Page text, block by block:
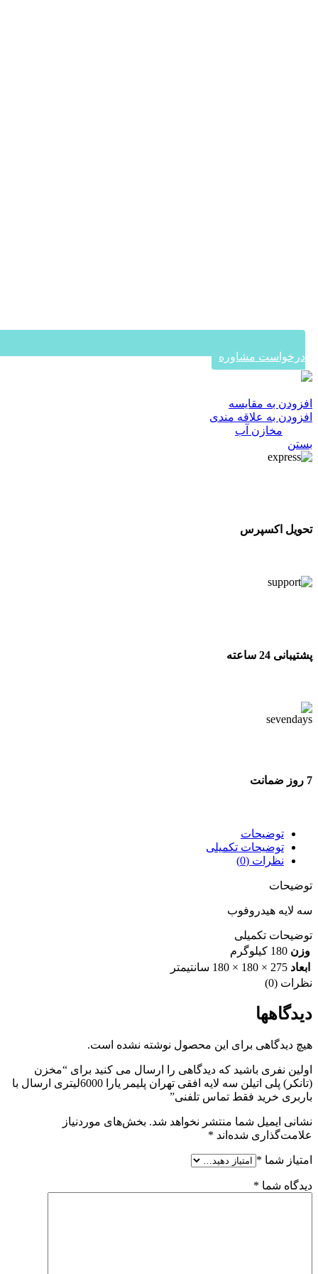
درخواست مشاوره
افزودن به مقایسه
افزودن به علاقه مندی
مخازن آب
بستن
تحویل اکسپرس
پشتیبانی 24 ساعته
7 روز ضمانت
توضیحات
توضیحات تکمیلی
نظرات (0)
توضیحات
سه لایه هیدروفوب
توضیحات تکمیلی
وزن 180 کیلوگرم
ابعاد 275 × 180 × 180 سانتیمتر
نظرات (0)
دیدگاهها
هیچ دیدگاهی برای این محصول نوشته نشده است.
اولین نفری باشید که دیدگاهی را ارسال می کنید برای “مخزن
(تانکر) پلی اتیلن سه لایه افقی تهران پلیمر یارا 6000لیتری ارسال با
باربری خرید فقط تماس تلفنی”
نشانی ایمیل شما منتشر نخواهد شد. بخش‌های موردنیاز
علامت‌گذاری شده‌اند *
امتیاز شما *
دیدگاه شما *